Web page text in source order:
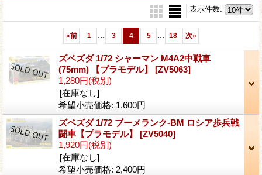
表示件数:
«前 1 ... 3 4 5 ... 18 次»
ズベズダ 1/72 シャーマン M4A2中戦車
(75mm) 【プラモデル】 [ZV5063]
1,280円(税別)
[在庫なし]
希望小売価格: 1,600円
ズベズダ 1/72 ブーメランク-BM ロシア歩兵戦
闘車【プラモデル】 [ZV5040]
1,920円(税別)
[在庫なし]
希望小売価格: 2,400円